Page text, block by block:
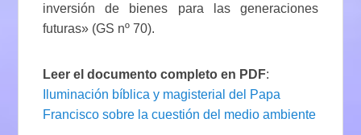
inversión de bienes para las generaciones
futuras» (GS nº 70).
Leer el documento completo en PDF:
Iluminación bíblica y magisterial del Papa
Francisco sobre la cuestión del medio ambiente